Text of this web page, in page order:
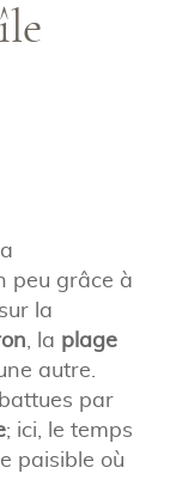
peu grâce à
la
, la plage
autre.
par
; ici, le temps
paisible où